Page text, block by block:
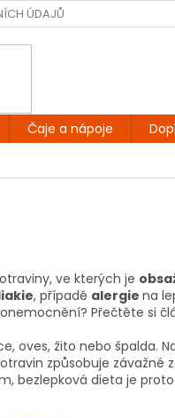
ÚDAJŮ
Čaje a nápoje
ve kterých je
, případě alergie na
Přečtěte si
oves, žito nebo špalda.
způsobuje závažné
bezlepková dieta je